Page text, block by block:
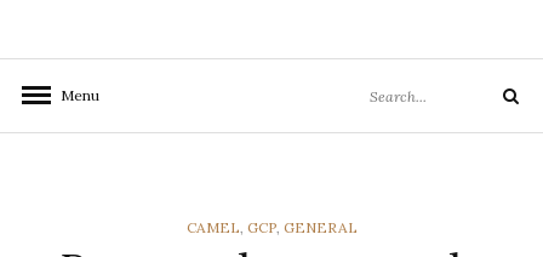
Menu
for:
Search
CATEGORIES
CAMEL, GCP, GENERAL